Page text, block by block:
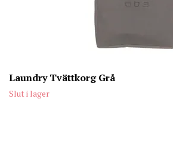
Laundry Tvättkorg Grå
Slut i lager